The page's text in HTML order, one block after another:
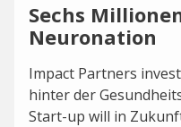
Sechs
Neuronation
Impact Partners
hinter der
Start-up will in